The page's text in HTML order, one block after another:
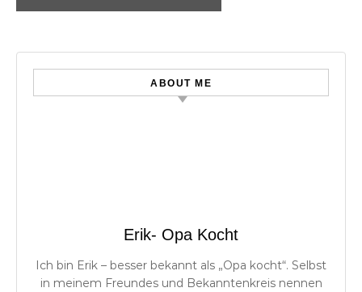
ABOUT ME
Erik- Opa Kocht
Ich bin Erik – besser bekannt als „Opa kocht“. Selbst
in meinem Freundes und Bekanntenkreis nennen